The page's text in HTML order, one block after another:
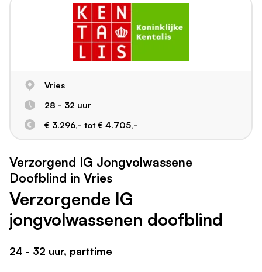
Vries
28 - 32 uur
€ 3.296,- tot € 4.705,-
Verzorgend IG Jongvolwassene
Doofblind in Vries
Verzorgende IG
jongvolwassenen doofblind
24 - 32 uur, parttime